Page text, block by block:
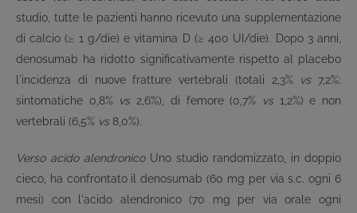
studio, tutte le pazienti hanno ricevuto una supplementazione
di calcio (≥ 1 g/die) e vitamina D (≥ 400 UI/die). Dopo 3 anni,
denosumab ha ridotto significativamente rispetto al placebo
l'incidenza di nuove fratture vertebrali (totali 2,3%
vs7,2%;
sintomatiche 0,8% vs2,6%), di femore (0,7% vs1,2%) e non
vertebrali (6,5% vs8,0%).
Verso acido alendronico Uno studio randomizzato, in doppio
cieco, ha confrontato il denosumab (60 mg per via s.c. ogni 6
mesi) con l'acido alendronico (70 mg per via orale ogni